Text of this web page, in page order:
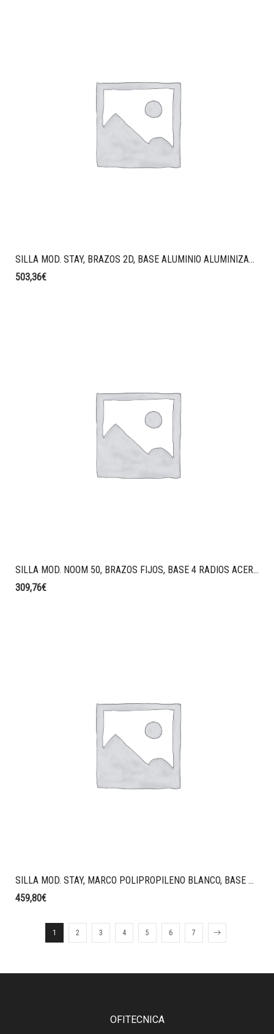
SILLA MOD. STAY, BRAZOS 2D, BASE ALUMINIO ALUMINIZADO, MALLA STRING, CABEZAL, TAPIZADO T82 NEGRO.
503,36€
SILLA MOD. NOOM 50, BRAZOS FIJOS, BASE 4 RADIOS ACERO BLANCO, MONO CARCASA COLOR BLANCO.
309,76€
SILLA MOD. STAY, MARCO POLIPROPILENO BLANCO, BASE ALUMINIO BLANCO, BRAZOS 2D, RESPALDO MALLA STRING, ASIENTO TAPIZADO G0 COLOR NEGRO.
459,80€
1 2 3 4 5 6 7
OFITECNICA